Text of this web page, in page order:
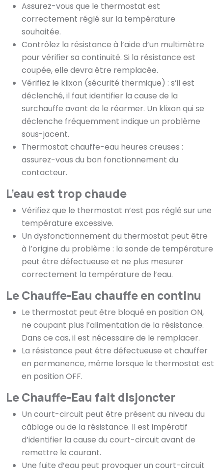
Assurez-vous que le thermostat est
correctement réglé sur la température
souhaitée.
Contrôlez la résistance à l’aide d’un multimètre
pour vérifier sa continuité. Si la résistance est
coupée, elle devra être remplacée.
Vérifiez le klixon (sécurité thermique) : s’il est
déclenché, il faut identifier la cause de la
surchauffe avant de le réarmer. Un klixon qui se
déclenche fréquemment indique un problème
sous-jacent.
Thermostat chauffe-eau heures creuses :
assurez-vous du bon fonctionnement du
contacteur.
L’eau est trop chaude
Vérifiez que le thermostat n’est pas réglé sur une
température excessive.
Un dysfonctionnement du thermostat peut être
à l’origine du problème : la sonde de température
peut être défectueuse et ne plus mesurer
correctement la température de l’eau.
Le Chauffe-Eau chauffe en continu
Le thermostat peut être bloqué en position ON,
ne coupant plus l’alimentation de la résistance.
Dans ce cas, il est nécessaire de le remplacer.
La résistance peut être défectueuse et chauffer
en permanence, même lorsque le thermostat est
en position OFF.
Le Chauffe-Eau fait disjoncter
Un court-circuit peut être présent au niveau du
câblage ou de la résistance. Il est impératif
d’identifier la cause du court-circuit avant de
remettre le courant.
Une fuite d’eau peut provoquer un court-circuit